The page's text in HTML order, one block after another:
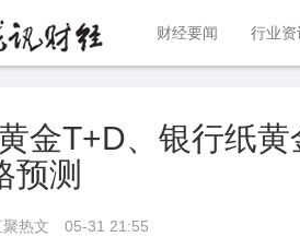
财经要闻 行业资
金T+D、银行纸
预测
聚热文 05-31 21:55